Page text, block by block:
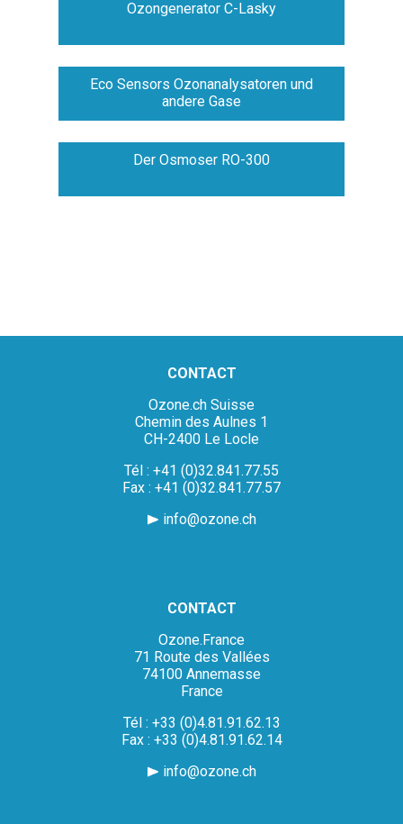
Ozongenerator C-Lasky
Eco Sensors Ozonanalysatoren und
andere Gase
Der Osmoser RO-300
CONTACT
Ozone.ch Suisse
Chemin des Aulnes 1
CH-2400 Le Locle
Tél : +41 (0)32.841.77.55
Fax : +41 (0)32.841.77.57
info@ozone.ch
CONTACT
Ozone.France
71 Route des Vallées
74100 Annemasse
France
Tél : +33 (0)4.81.91.62.13
Fax : +33 (0)4.81.91.62.14
info@ozone.ch